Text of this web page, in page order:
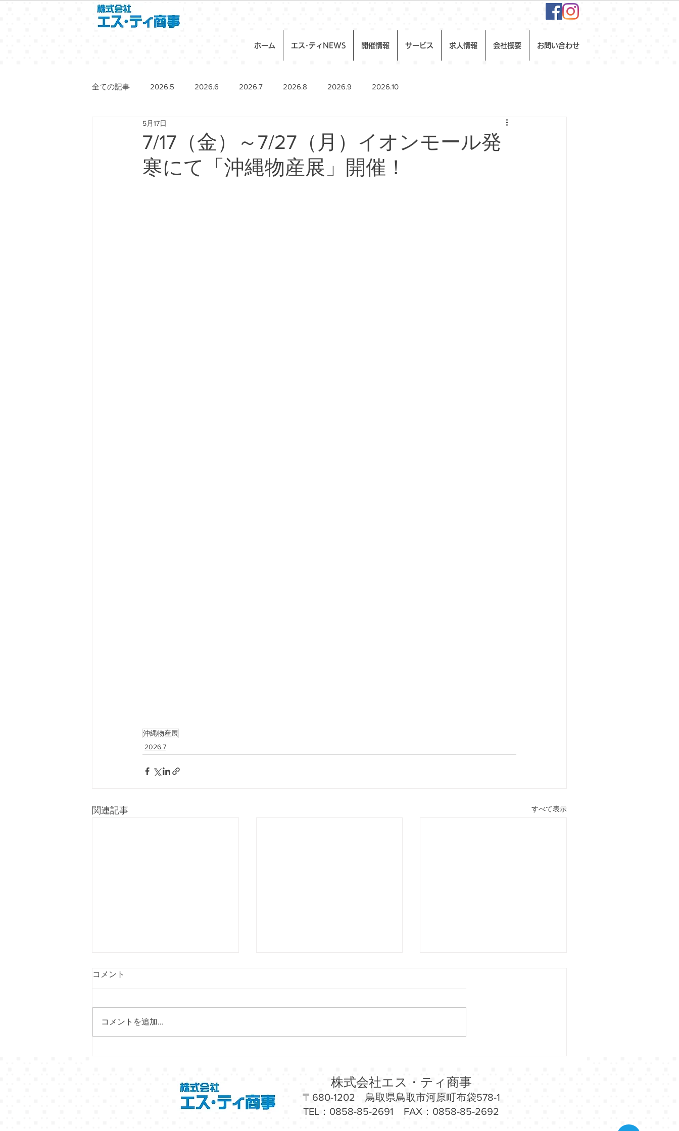
ホーム エス･ティNEWS 開催情報 サービス 求人情報 会社概要 お問い合わせ
全ての記事 2026.5 2026.6 2026.7 2026.8 2026.9 2026.10
7/17（金）～7/27（月）イオンモール発
寒にて「沖縄物産展」開催！
5月17日
沖縄物産展
2026.7
関連記事 すべて表示
フェア」開催！
催！
コメント
コメントを追加…
株式会社エス・ティ商事
〒680-1202 鳥取県鳥取市河原町布袋578-1
TEL：0858-85-2691 FAX：0858-85-2692